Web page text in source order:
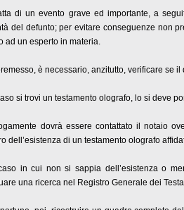
di un evento grave ed importante, a
del defunto; per evitare conseguenze non
ad un esperto in materia.
è necessario, anzitutto, verificare se
si trovi un testamento olografo, lo si deve
dovrà essere contattato il notaio
dell’esistenza di un testamento olografo
in cui non si sappia dell’esistenza o
una ricerca nel Registro Generale dei